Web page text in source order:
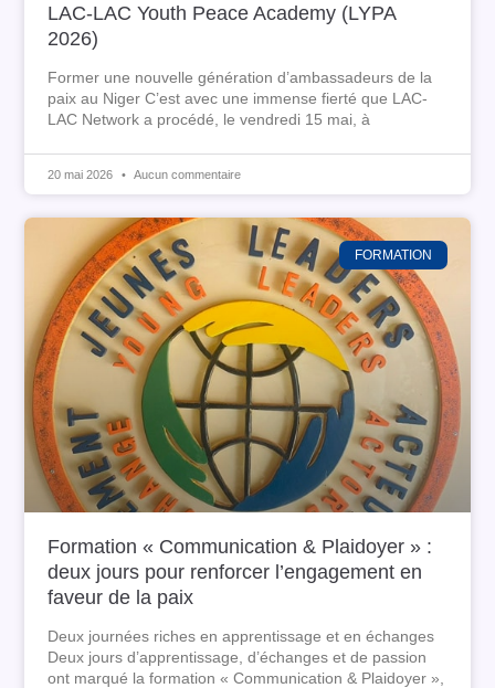
LAC-LAC Youth Peace Academy (LYPA
2026)
Former une nouvelle génération d’ambassadeurs de la
paix au Niger C’est avec une immense fierté que LAC-
LAC Network a procédé, le vendredi 15 mai, à
20 mai 2026 Aucun commentaire
FORMATION
Formation « Communication & Plaidoyer » :
deux jours pour renforcer l’engagement en
faveur de la paix
Deux journées riches en apprentissage et en échanges
Deux jours d’apprentissage, d’échanges et de passion
ont marqué la formation « Communication & Plaidoyer »,